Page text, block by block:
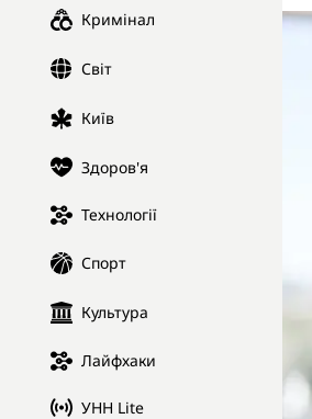
Кримінал
Світ
Київ
Здоров'я
Технології
Спорт
Культура
Лайфхаки
УНН Lite